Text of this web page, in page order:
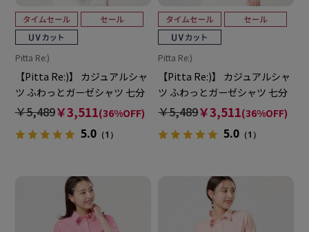
Pitta Re:)
【Pitta Re:)】 カジュアルシャ
ツ ふわっとガーゼシャツ 七分
袖 綿100% レディース
￥5,489￥3,511(36%OFF)
5.0（1）
Pitta Re:)
【Pitta Re:)】 カジュアルシャ
ツ ふわっとガーゼシャツ 七分
袖 綿100% レディース
￥5,489￥3,511(36%OFF)
5.0 （1）